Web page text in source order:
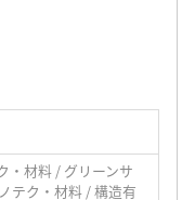
・材料 / グリーンサ
テク・材料 / 構造有